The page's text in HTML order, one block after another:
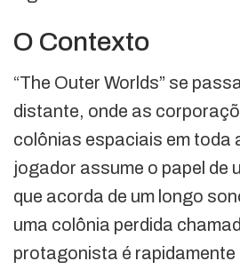
O Contexto
“The Outer Worlds” se
distante, onde as
colônias espaciais em toda
jogador assume o papel de
que acorda de um longo
uma colônia perdida
protagonista é